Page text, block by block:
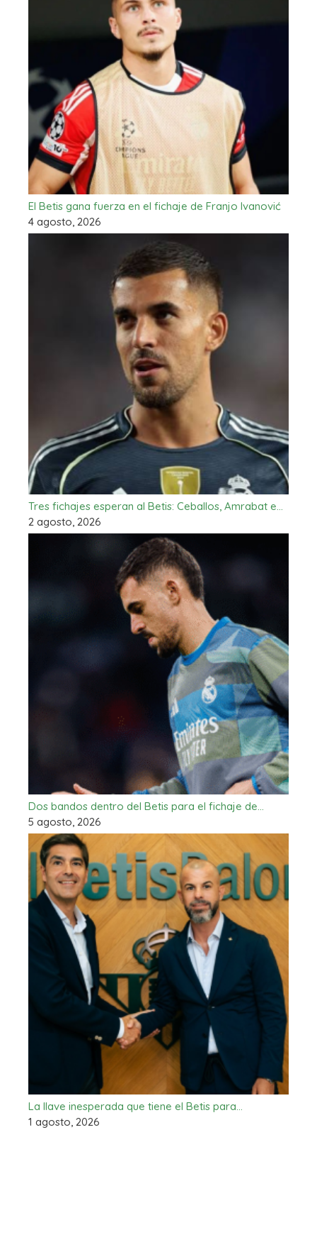
El Betis gana fuerza en el fichaje de Franjo Ivanović
4 agosto, 2026
Tres fichajes esperan al Betis: Ceballos, Amrabat e…
2 agosto, 2026
Dos bandos dentro del Betis para el fichaje de…
5 agosto, 2026
La llave inesperada que tiene el Betis para…
1 agosto, 2026